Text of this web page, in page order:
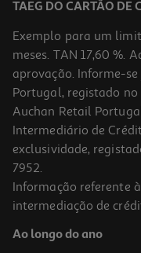
TAEG DO CARTÃO DE
Exemplo para um
meses. TAN 17,60 %.
aprovação. Informe-
Portugal, registado no
Auchan Retail
Intermediário de
exclusividade,
7952.
Informação referente
intermediação de
Ao longo do ano